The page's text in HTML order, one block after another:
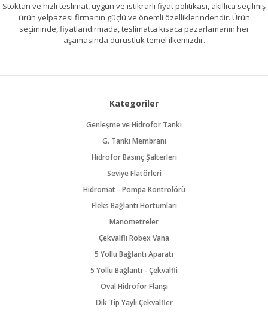
Stoktan ve hızlı teslimat, uygun ve istikrarlı fiyat politikası, akıllıca seçilmiş
ürün yelpazesi firmanın güçlü ve önemli özelliklerindendir. Ürün
seçiminde, fiyatlandırmada, teslimatta kısaca pazarlamanın her
aşamasında dürüstlük temel ilkemizdir.
Kategoriler
Genleşme ve Hidrofor Tankı
G. Tankı Membranı
Hidrofor Basınç Şalterleri
Seviye Flatörleri
Hidromat - Pompa Kontrolörü
Fleks Bağlantı Hortumları
Manometreler
Çekvalfli Robex Vana
5 Yollu Bağlantı Aparatı
5 Yollu Bağlantı - Çekvalfli
Oval Hidrofor Flanşı
Dik Tip Yaylı Çekvalfler